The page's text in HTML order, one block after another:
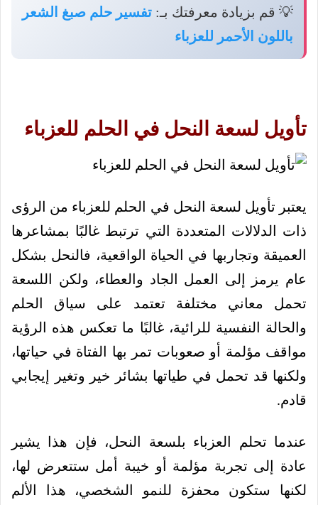
💡 قم بزيادة معرفتك بـ: تفسير حلم صبغ الشعر
باللون الأحمر للعزباء
تأويل لسعة النحل في الحلم للعزباء
يعتبر تأويل لسعة النحل في الحلم للعزباء من الرؤى
ذات الدلالات المتعددة التي ترتبط غالبًا بمشاعرها
العميقة وتجاربها في الحياة الواقعية، فالنحل بشكل
عام يرمز إلى العمل الجاد والعطاء، ولكن اللسعة
تحمل معاني مختلفة تعتمد على سياق الحلم
والحالة النفسية للرائية، غالبًا ما تعكس هذه الرؤية
مواقف مؤلمة أو صعوبات تمر بها الفتاة في حياتها،
ولكنها قد تحمل في طياتها بشائر خير وتغير إيجابي
قادم.
عندما تحلم العزباء بلسعة النحل، فإن هذا يشير
عادة إلى تجربة مؤلمة أو خيبة أمل ستتعرض لها،
لكنها ستكون محفزة للنمو الشخصي، هذا الألم